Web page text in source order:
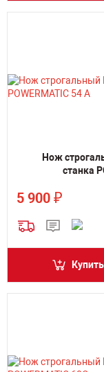
Нож
станка
5 900 ₽
Купить